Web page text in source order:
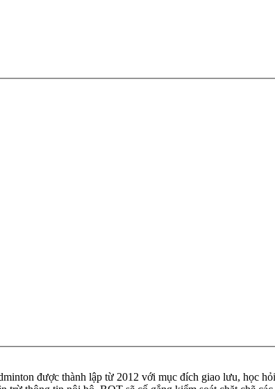
được thành lập từ 2012 với mục đích giao lưu, học